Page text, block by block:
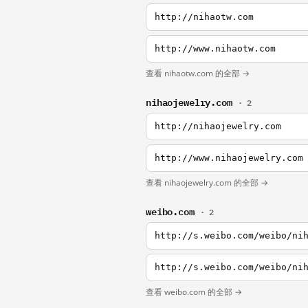
http://nihaotw.com
http://www.nihaotw.com
查看 nihaotw.com 的全部 →
nihaojewelry.com · 2
http://nihaojewelry.com
http://www.nihaojewelry.com
查看 nihaojewelry.com 的全部 →
weibo.com · 2
http://s.weibo.com/weibo/
http://s.weibo.com/weibo/
查看 weibo.com 的全部 →